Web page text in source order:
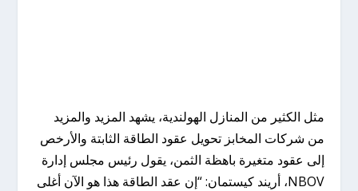
مثل الكثير من المنازل الهولندية، يشهد المزيد والمزيد
من شركات المخابز تحويل عقود الطاقة الثابتة والأرخص
إلى عقود متغيرة باهظة الثمن، يقول رئيس مجلس إدارة
NBOV، أريند كيستمان: “إن عقد الطاقة هذا هو الآن أغلى